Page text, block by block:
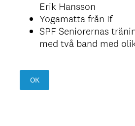
Erik Hansson
Yogamatta från If
SPF Seniorernas
med två band med
OK